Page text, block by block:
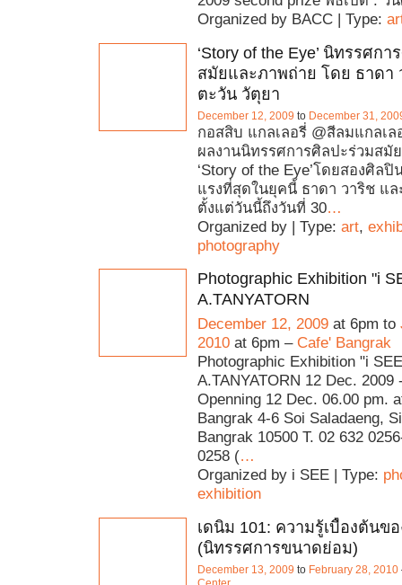
Organized by BACC | Type:
‘Story of the Eye’ นิทรรศก
สมัยและภาพถ่าย โดย ธาดา
ตะวัน วัตุยา
December 12, 2009 to December 31,
กอสสิบ แกลเลอรี่ @สีลมแกลเล
ผลงานนิทรรศการศิลปะร่วมสมั
‘Story of the Eye’โดยสองศิล
แรงที่สุดในยุคนี้ ธาดา วาริช แ
ตั้งแต่วันนี้ถึงวันที่ 30…
Organized by | Type: art,
photography
Photographic Exhibition "i
A.TANYATORN
December 12, 2009 at 6pm to
2010 at 6pm – Cafe' Bangrak
Photographic Exhibition "i
A.TANYATORN 12 Dec. 2009
Openning 12 Dec. 06.00 pm.
Bangrak 4-6 Soi Saladaeng,
Bangrak 10500 T. 02 632
0258 (…
Organized by i SEE | Type:
exhibition
เดนิม 101: ความรู้เบื้องต้นข
(นิทรรศการขนาดย่อม)
December 13, 2009 to February 28, 2010